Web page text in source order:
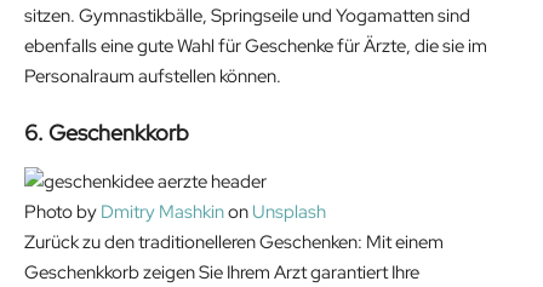
sitzen. Gymnastikbälle, Springseile und Yogamatten sind
ebenfalls eine gute Wahl für Geschenke für Ärzte, die sie im
Personalraum aufstellen können.
6. Geschenkkorb
Photo by Dmitry Mashkinon Unsplash
Zurück zu den traditionelleren Geschenken: Mit einem
Geschenkkorb zeigen Sie Ihrem Arzt garantiert Ihre